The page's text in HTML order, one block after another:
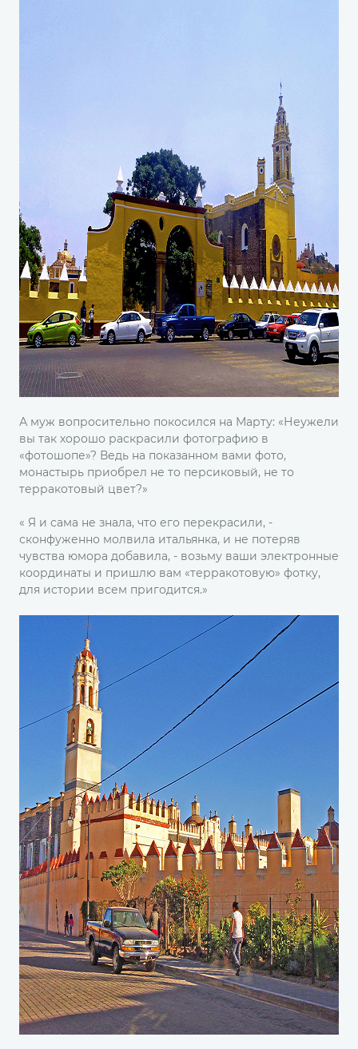
А муж вопросительно покосился на Марту: «Неужели
вы так хорошо раскрасили фотографию в
«фотошопе»? Ведь на показанном вами фото,
монастырь приобрел не то персиковый, не то
терракотовый цвет?»
« Я и сама не знала, что его перекрасили, -
сконфуженно молвила итальянка, и не потеряв
чувства юмора добавила, - возьму ваши электронные
координаты и пришлю вам «терракотовую» фотку,
для истории всем пригодится.»